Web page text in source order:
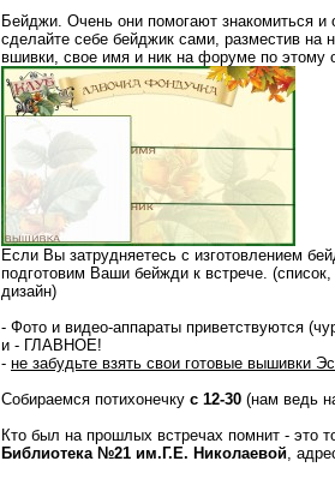
Бейджи. Очень они помогают знакомиться
сделайте себе бейджик сами, разместив на
вшивки, свое имя и ник на форуме по этому
Если Вы затрудняетесь с изготовлением
подготовим Ваши бейжди к встрече.
дизайн)
- Фото и видео-аппараты приветствуются
и - ГЛАВНОЕ!
- не забудьте взять свои готовые вышивки
Собираемся потихонечку с 12-30 (нам ведь
Кто был на прошлых встречах помнит - это
Библиотека №21 им.Г.Е. Николаевой,